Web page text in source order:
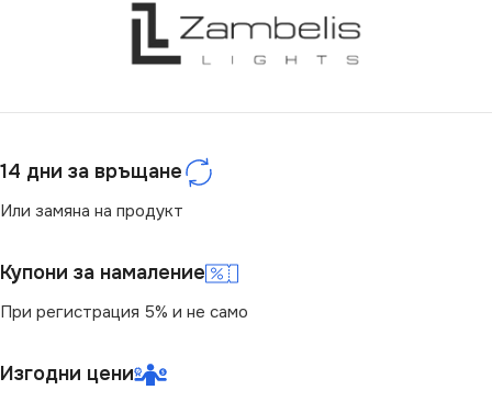
14 дни за връщане
Или замяна на продукт
Купони за намаление
При регистрация 5% и не само
Изгодни цени